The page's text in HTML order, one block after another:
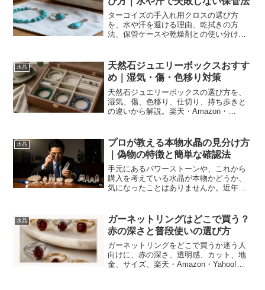
ターコイズの手入れ用クロスの選び方
を、水や汗を避ける理由、乾拭きの方
法、保管ケースや乾燥剤との使い分け、
水晶
天然石ジュエリーボックスおすす
め｜湿気・傷・色移り対策
天然石ジュエリーボックスの選び方を、
湿気、傷、色移り、仕切り、持ち歩きと
の違いから解説。楽天・Amazon・
水晶
プロが教える本物水晶の見分け方
｜偽物の特徴と簡単な確認法
手元にあるパワーストーンや、これから
購入を考えている水晶が本物かどうか、
気になったことはありませんか。近年、
の記事では、水晶とガラス玉の見分け方
として知られるハンドクリ...
水晶
ガーネットリングはどこで買う？
赤の深さと普段使いの選び方
ガーネットリングをどこで買うか迷う人
向けに、赤の深さ、透明感、カット、地
金、サイズ、楽天・Amazon・Yahoo!シ